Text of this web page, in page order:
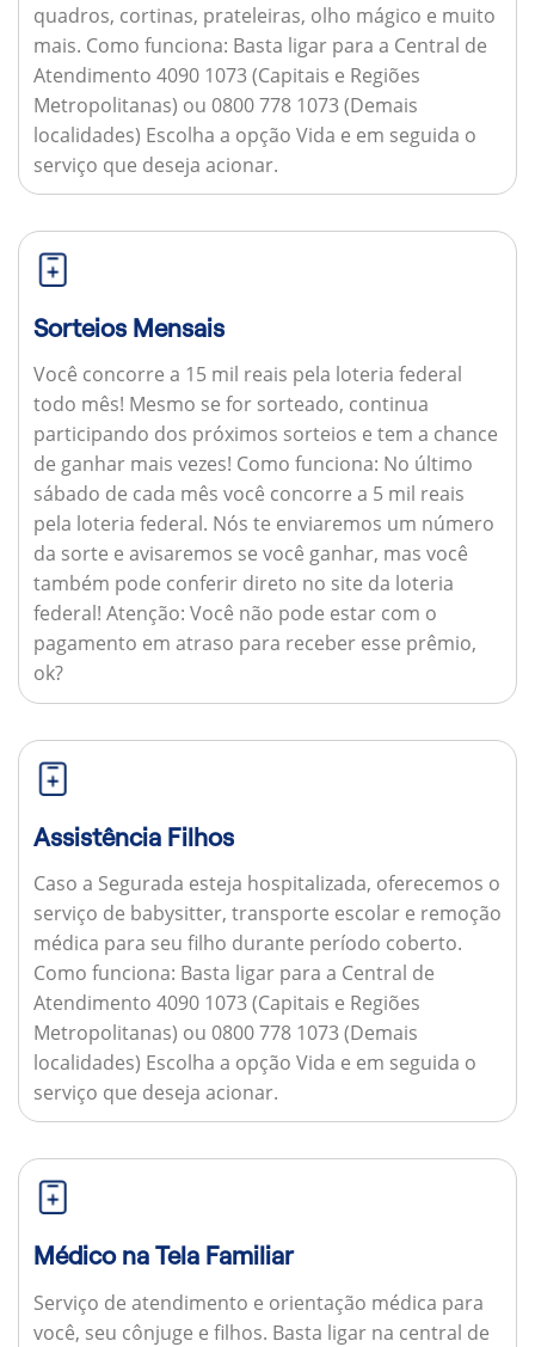
quadros, cortinas, prateleiras, olho mágico e muito
mais. Como funciona: Basta ligar para a Central de
Atendimento 4090 1073 (Capitais e Regiões
Metropolitanas) ou 0800 778 1073 (Demais
localidades) Escolha a opção Vida e em seguida o
serviço que deseja acionar.
Sorteios Mensais
Você concorre a 15 mil reais pela loteria federal
todo mês! Mesmo se for sorteado, continua
participando dos próximos sorteios e tem a chance
de ganhar mais vezes! Como funciona: No último
sábado de cada mês você concorre a 5 mil reais
pela loteria federal. Nós te enviaremos um número
da sorte e avisaremos se você ganhar, mas você
também pode conferir direto no site da loteria
federal! Atenção: Você não pode estar com o
pagamento em atraso para receber esse prêmio,
ok?
Assistência Filhos
Caso a Segurada esteja hospitalizada, oferecemos o
serviço de babysitter, transporte escolar e remoção
médica para seu filho durante período coberto.
Como funciona: Basta ligar para a Central de
Atendimento 4090 1073 (Capitais e Regiões
Metropolitanas) ou 0800 778 1073 (Demais
localidades) Escolha a opção Vida e em seguida o
serviço que deseja acionar.
Médico na Tela Familiar
Serviço de atendimento e orientação médica para
você, seu cônjuge e filhos. Basta ligar na central de